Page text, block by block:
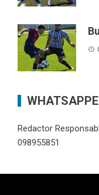
Redactor
098955851